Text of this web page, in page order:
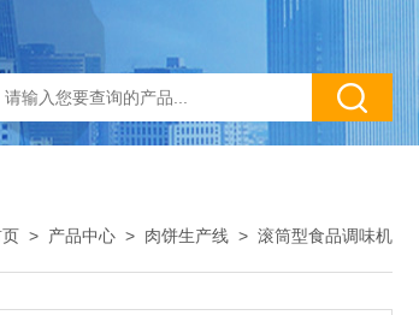
> 产品中心 > 肉饼生产线 > 滚筒型食品调味机